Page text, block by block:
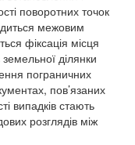
поворотних точок
межовим
фіксація місця
ділянки
пограничних
пов’язаних
випадків стають
розглядів між